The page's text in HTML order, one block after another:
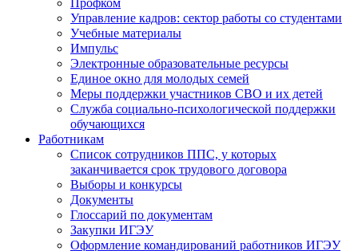
Управление кадров: сектор работы со студентами
Учебные материалы
Импульс
Электронные образовательные ресурсы
Единое окно для молодых семей
Меры поддержки участников СВО и их детей
Служба социально-психологической поддержки
обучающихся
Работникам
Список сотрудников ППС, у которых
заканчивается срок трудового договора
Выборы и конкурсы
Документы
Глоссарий по документам
Закупки ИГЭУ
Оформление командирований работников ИГЭУ